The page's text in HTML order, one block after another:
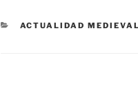
CATEGORÍAS
ACTUALIDAD MEDIEVAL